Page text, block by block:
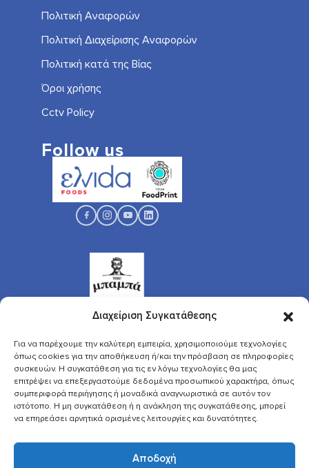
Διαχείριση Συγκατάθεσης
Για να παρέχουμε την καλύτερη εμπειρία, χρησιμοποιούμε τεχνολογίες
όπως cookies για την αποθήκευση ή/και την πρόσβαση σε πληροφορίες
συσκευών. Η συγκατάθεση για τις εν λόγω τεχνολογίες θα μας
επιτρέψει να επεξεργαστούμε δεδομένα προσωπικού χαρακτήρα, όπως
συμπεριφορά περιήγησης ή μοναδικά αναγνωριστικά σε αυτόν τον
ιστότοπο. Η μη συγκατάθεση ή η ανάκληση της συγκατάθεσης, μπορεί
να επηρεάσει αρνητικά ορισμένες λειτουργίες και δυνατότητες.
Αποδοχή
Πολιτική Αναφορών
Πολιτική Διαχείρισης Αναφορών
Πολιτική κατά της Βίας
Όροι χρήσης
Cctv Policy
Follow us